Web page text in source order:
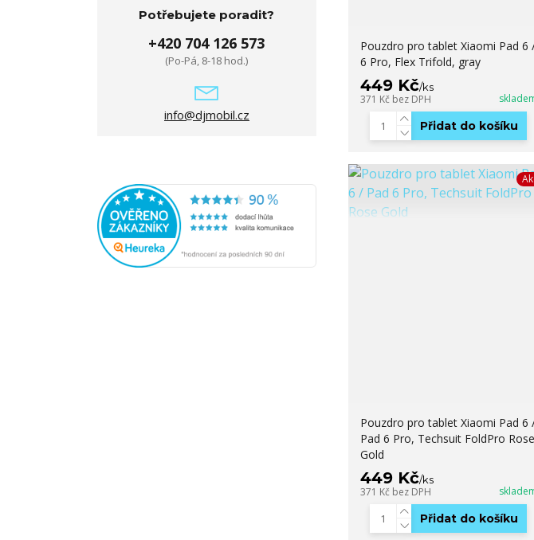
Pouzdro pro tablet Xiaomi Pad 6
6 Pro, Flex Trifold, gray
449 Kč/ks
371 Kč bez DPH
Přidat do košíku
Pouzdro pro tablet Xiaomi Pad 6
Pad 6 Pro, Techsuit FoldPro Rose
Gold
449 Kč/ks
371 Kč bez DPH
Přidat do košíku
Potřebujete poradit?
+420 704 126 573
(Po-Pá, 8-18 hod.)
info@djmobil.cz